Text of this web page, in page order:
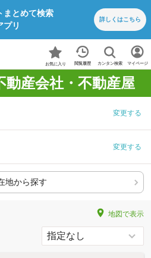
まとめて検索
プリ
詳しくはこちら
お気に入り 閲覧履歴 カンタン検索 マイページ
動産会社・不動産屋
変更する
変更する
地から探す
地図で表示